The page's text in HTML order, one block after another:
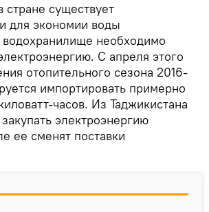
существует
для экономии воды
водохранилище необходимо
С апреля этого
отопительного сезона 2016-
импортировать примерно
часов. Из Таджикистана
электроэнергию
ее сменят поставки